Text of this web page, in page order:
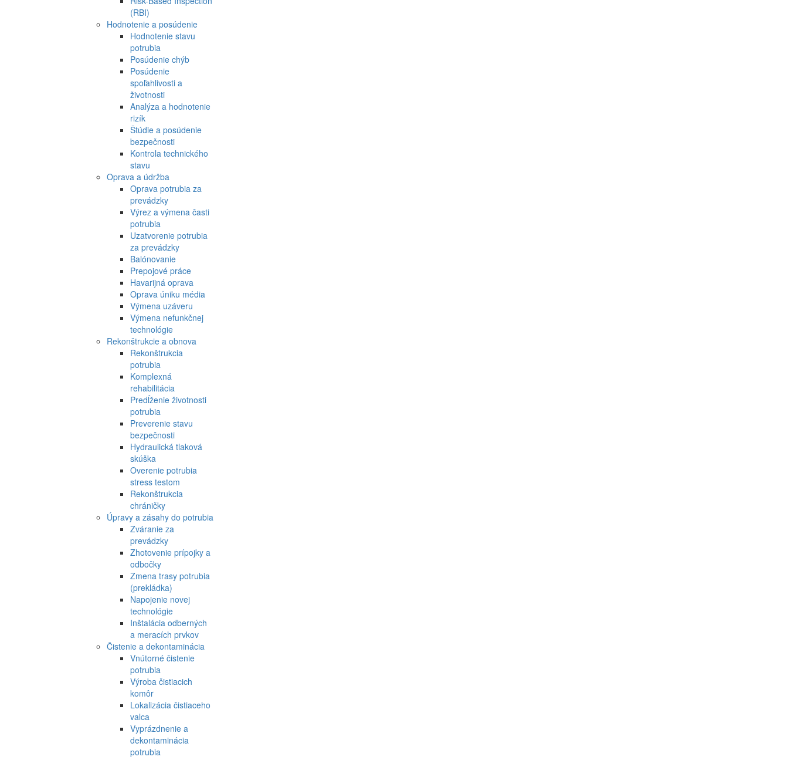
(RBI)
Hodnotenie a posúdenie
Hodnotenie stavu
potrubia
Posúdenie chýb
Posúdenie
spoľahlivosti a
životnosti
Analýza a hodnotenie
rizík
Štúdie a posúdenie
bezpečnosti
Kontrola technického
stavu
Oprava a údržba
Oprava potrubia za
prevádzky
Výrez a výmena časti
potrubia
Uzatvorenie potrubia
za prevádzky
Balónovanie
Prepojové práce
Havarijná oprava
Oprava úniku média
Výmena uzáveru
Výmena nefunkčnej
technológie
Rekonštrukcie a obnova
Rekonštrukcia
potrubia
Komplexná
rehabilitácia
Predĺženie životnosti
potrubia
Preverenie stavu
bezpečnosti
Hydraulická tlaková
skúška
Overenie potrubia
stress testom
Rekonštrukcia
chráničky
Úpravy a zásahy do potrubia
Zváranie za
prevádzky
Zhotovenie prípojky a
odbočky
Zmena trasy potrubia
(prekládka)
Napojenie novej
technológie
Inštalácia odberných
a meracích prvkov
Čistenie a dekontaminácia
Vnútorné čistenie
potrubia
Výroba čistiacich
komôr
Lokalizácia čistiaceho
valca
Vyprázdnenie a
dekontaminácia
potrubia